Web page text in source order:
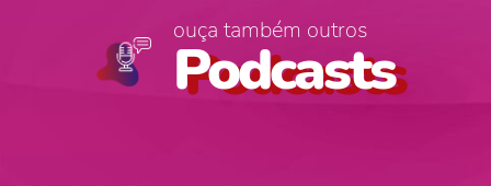
ouça também outros
Podcasts